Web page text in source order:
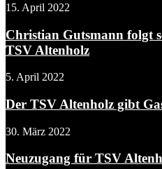
15. April 2022
Christian Gutsmann folgt
TSV Altenholz
5. April 2022
Der TSV Altenholz gibt
30. März 2022
Neuzugang für TSV